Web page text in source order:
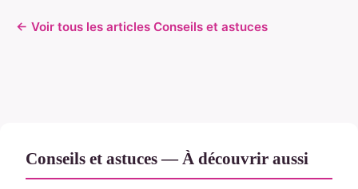
← Voir tous les articles Conseils et astuces
Conseils et astuces — À découvrir aussi